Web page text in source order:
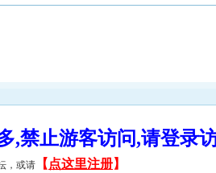
,禁止游客访问,请登
，或请 【 点这里注册】